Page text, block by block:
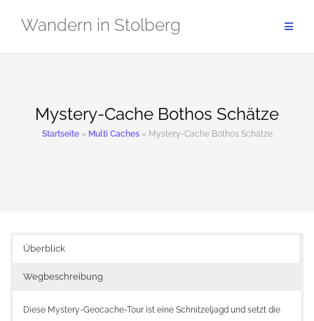
InhaltWandern in Stolberg
Mystery-Cache Bothos Schätze
Startseite» Multi Caches» Mystery-Cache Bothos Schätze
Überblick
Wegbeschreibung
Diese Mystery-Geocache-Tour ist eine Schnitzeljagd und setzt die